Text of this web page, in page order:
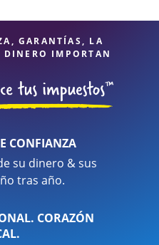
GARANTÍAS, LA
IMPORTAN
CONFIANZA
su dinero & sus
tras año.
CORAZÓN